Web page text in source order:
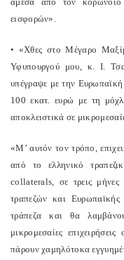
εισφορών».
• «Χθες στο Μέγαρο
Υφυπουργού μου, κ. Ι.
υπέγραψε με την
100 εκατ. ευρώ με τη
αποκλειστικά σε
«Μ’ αυτόν τον τρόπο,
από το ελληνικό
collaterals, σε τρεις μήνες
τραπεζών και
τράπεζα και θα
μικρομεσαίες
πάρουν χαμηλότοκα